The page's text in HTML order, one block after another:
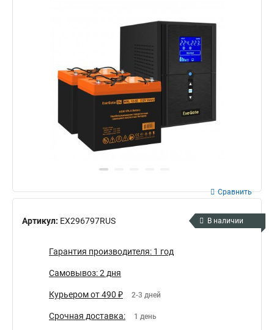
Артикул: EX296797RUS
Сравнить
В наличии
Гарантия производителя: 1 год
Самовывоз: 2 дня
Курьером от 490 ₽ 2-3 дней
Срочная доставка: 1 день